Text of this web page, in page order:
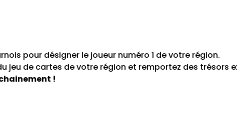
pour désigner le joueur numéro 1 de votre région.
jeu de cartes de votre région et remportez des trésors
!